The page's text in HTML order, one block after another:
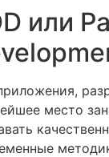
или
место